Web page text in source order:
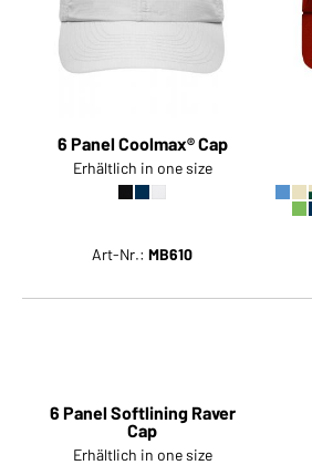
6 Panel Coolmax® Cap
Erhältlich in one size
Art-Nr.:MB610